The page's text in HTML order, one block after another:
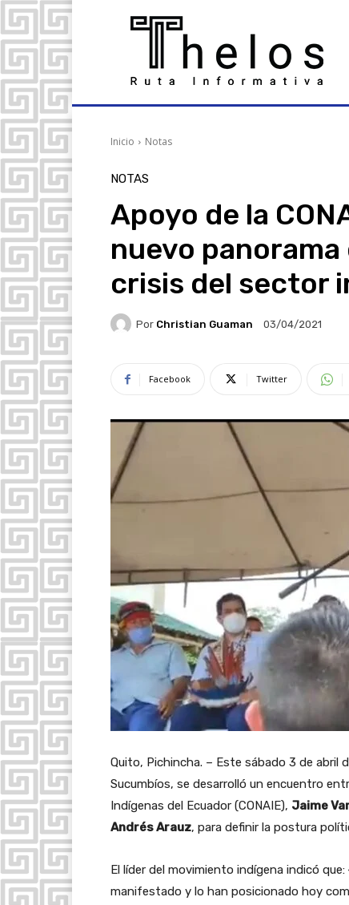
Inicio Notas
NOTAS
Apoyo de la
nuevo
crisis del sector
Por Christian Guaman 03/04/2021
Facebook Twitter
Quito, Pichincha. – Este sábado 3 de abril
Sucumbíos, se desarrolló un encuentro
Indígenas del Ecuador (CONAIE), Jaime
Andrés Arauz, para definir la postura
El líder del movimiento indígena indicó
manifestado y lo han posicionado hoy